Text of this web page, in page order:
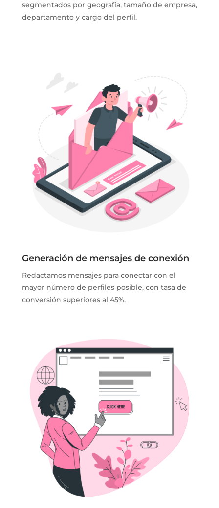
segmentados por geografía, tamaño de empresa,
departamento y cargo del perfil.
Generación de mensajes de conexión
Redactamos mensajes para conectar con el
mayor número de perfiles posible, con tasa de
conversión superiores al 45%.